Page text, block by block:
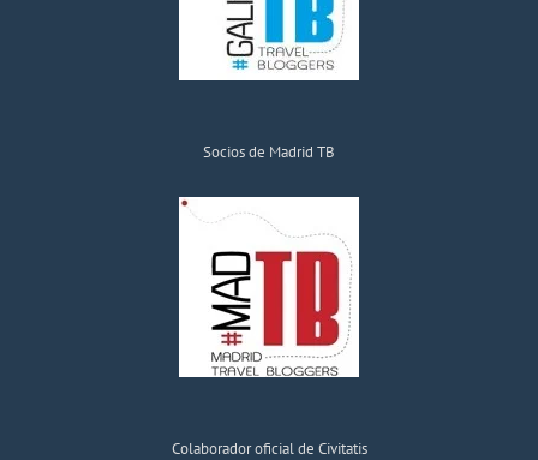
Socios de Madrid TB
Colaborador oficial de Civitatis